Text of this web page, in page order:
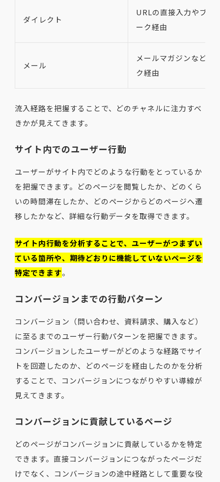
ダイレクト
URLの直接入力やブッ
ーク経由
メール
メールマガジンなどの
ク経由
流入経路を把握することで、どのチャネルに注力すべ
きかが見えてきます。
サイト内でのユーザー行動
ユーザーがサイト内でどのような行動をとっているか
を把握できます。どのページを閲覧したか、どのくら
いの時間滞在したか、どのページからどのページへ遷
移したかなど、詳細な行動データを取得できます。
サイト内行動を分析することで、ユーザーがつまずい
ている箇所や、期待どおりに機能していないページを
特定できます。
コンバージョンまでの行動パターン
コンバージョン（問い合わせ、資料請求、購入など）
に至るまでのユーザー行動パターンを把握できます。
コンバージョンしたユーザーがどのような経路でサイ
トを回遊したのか、どのページを経由したのかを分析
することで、コンバージョンにつながりやすい導線が
見えてきます。
コンバージョンに貢献しているページ
どのページがコンバージョンに貢献しているかを特定
できます。直接コンバージョンにつながったページだ
けでなく、コンバージョンの途中経路として重要な役